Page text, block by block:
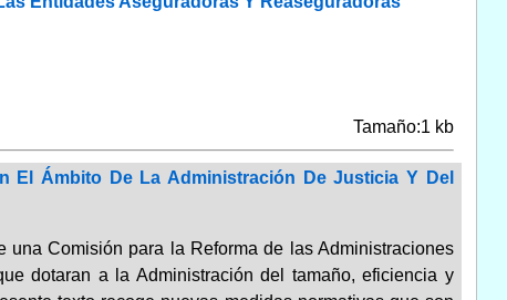
Tamaño:1 kb
El Ámbito De La Administración De Justicia Y Del
Comisión para la Reforma de las Administraciones
dotaran a la Administración del tamaño, eficiencia y